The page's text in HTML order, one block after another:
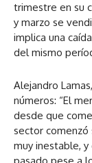
trimestre en su
y marzo se
implica una
del mismo
Alejandro
números: “El
desde que
sector comenzó
muy inestable,